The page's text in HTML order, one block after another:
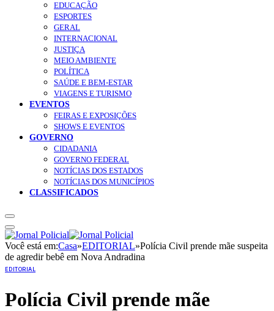
EDUCAÇÃO
ESPORTES
GERAL
INTERNACIONAL
JUSTIÇA
MEIO AMBIENTE
POLÍTICA
SAÚDE E BEM-ESTAR
VIAGENS E TURISMO
EVENTOS
FEIRAS E EXPOSIÇÕES
SHOWS E EVENTOS
GOVERNO
CIDADANIA
GOVERNO FEDERAL
NOTÍCIAS DOS ESTADOS
NOTÍCIAS DOS MUNICÍPIOS
CLASSIFICADOS
Você está em:Casa»EDITORIAL»Polícia Civil prende mãe suspeita
de agredir bebê em Nova Andradina
EDITORIAL
Polícia Civil prende mãe